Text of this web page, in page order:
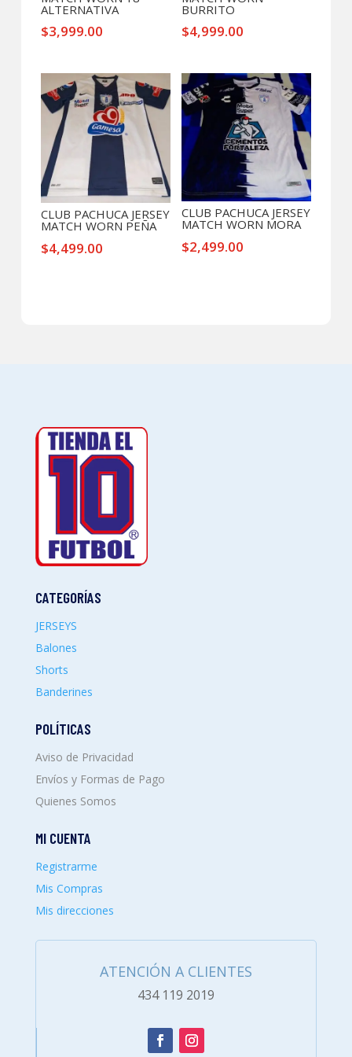
ALTERNATIVA
$3,999.00
BURRITO
$4,999.00
CLUB PACHUCA JERSEY
MATCH WORN PEÑA
$4,499.00
CLUB PACHUCA JERSEY
MATCH WORN MORA
$2,499.00
CATEGORÍAS
JERSEYS
Balones
Shorts
Banderines
POLÍTICAS
Aviso de Privacidad
Envíos y Formas de Pago
Quienes Somos
MI CUENTA
Registrarme
Mis Compras
Mis direcciones
ATENCIÓN A CLIENTES
434 119 2019